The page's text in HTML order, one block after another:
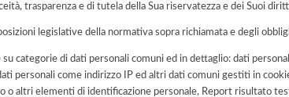
trasparenza e di tutela della Sua riservatezza e dei Suoi
legislative della normativa sopra richiamata e degli
categorie di dati personali comuni ed in dettaglio: dati
personali come indirizzo IP ed altri dati comuni gestiti in
o altri elementi di identificazione personale, Report risultato